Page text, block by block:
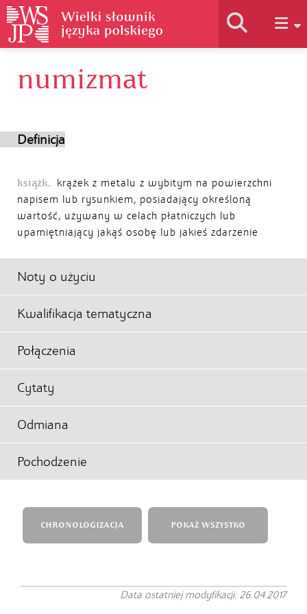
Historia słownika
Autorzy
numizmat
Definicja
książk.
krążek z metalu z wybitym na powierzchni
napisem lub rysunkiem, posiadający określoną
wartość, używany w celach płatniczych lub
upamiętniający jakąś osobę lub jakieś zdarzenie
Noty o użyciu
Kwalifikacja tematyczna
Połączenia
Cytaty
Odmiana
Pochodzenie
CHRONOLOGIZACJA POKAŻ WSZYSTKO
Data ostatniej modyfikacji: 26.04.2017